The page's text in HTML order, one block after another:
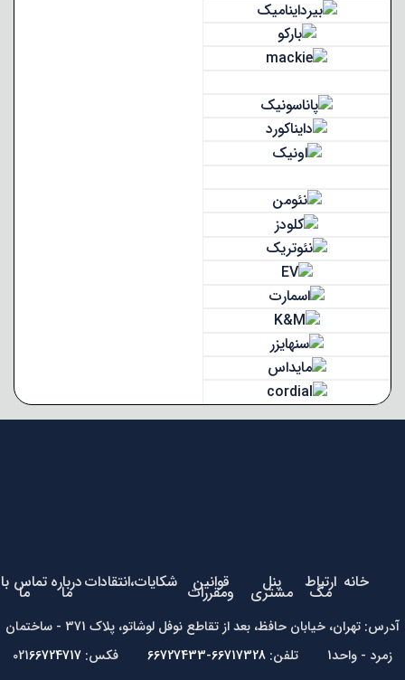
خانه ارتباط
مگ پنل
مشتری قوانین
ومقررات شکایات،انتقاداتدرباره
ما تماس با
ما
آدرس: تهران، خیابان حافظ، بعد از تقاطع نوفل لوشاتو، پلاک 371 - ساختمان
زمرد - واحد1 تلفن:
66717328-66727433 فکس: 021 66724717